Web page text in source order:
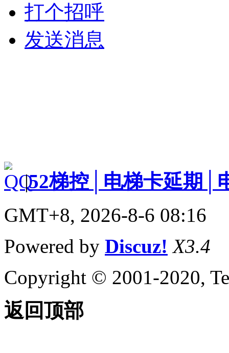
打个招呼
发送消息
|52梯控│电梯卡延期│
GMT+8, 2026-8-6 08:16
Powered by Discuz! X3.4
Copyright © 2001-2020,
返回顶部